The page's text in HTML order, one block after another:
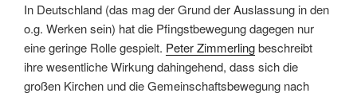
In Deutschland (das mag der Grund der Auslassung in den
o.g. Werken sein) hat die Pfingstbewegung dagegen nur
eine geringe Rolle gespielt. Peter Zimmerlingbeschreibt
ihre wesentliche Wirkung dahingehend, dass sich die
großen Kirchen und die Gemeinschaftsbewegung nach